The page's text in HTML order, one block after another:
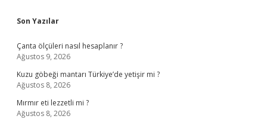
Sidebar
Son Yazılar
Çanta ölçüleri nasıl hesaplanır ?
Ağustos 9, 2026
Kuzu göbeği mantarı Türkiye’de yetişir mi ?
Ağustos 8, 2026
Mırmır eti lezzetli mi ?
Ağustos 8, 2026